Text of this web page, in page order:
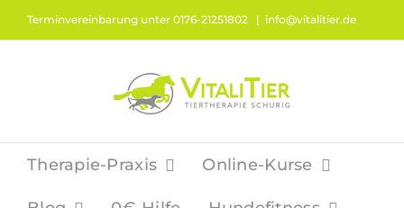
Terminvereinbarung unter 0176-21251802 | info@vitalitier.de
Therapie-Praxis Online-Kurse